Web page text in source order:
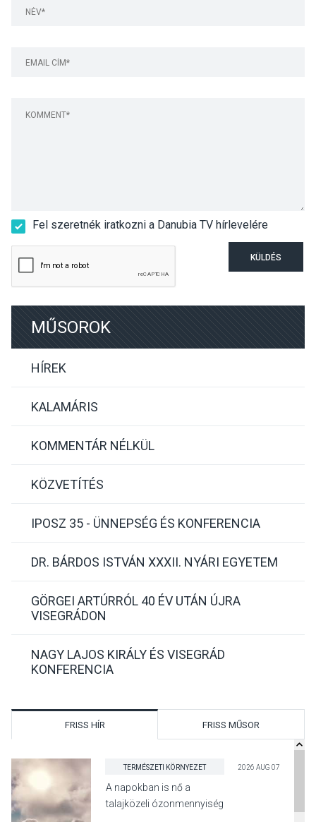
Fel szeretnék iratkozni a Danubia TV hírlevelére
KÜLDÉS
MŰSOROK
HÍREK
KALAMÁRIS
KOMMENTÁR NÉLKÜL
KÖZVETÍTÉS
IPOSZ 35 - ÜNNEPSÉG ÉS KONFERENCIA
DR. BÁRDOS ISTVÁN XXXII. NYÁRI EGYETEM
GÖRGEI ARTÚRRÓL 40 ÉV UTÁN ÚJRA
VISEGRÁDON
NAGY LAJOS KIRÁLY ÉS VISEGRÁD
KONFERENCIA
FRISS HÍR FRISS MŰSOR
TERMÉSZETI KÖRNYEZET 2026 AUG 07
A napokban is nő a
talajközeli ózonmennyiség